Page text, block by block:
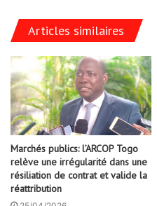
Articles similaires
Marchés publics: l’ARCOP Togo
relève une irrégularité dans une
résiliation de contrat et valide la
réattribution